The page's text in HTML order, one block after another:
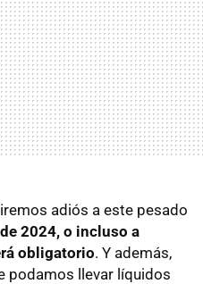
adiós a este pesado
2024, o incluso a
obligatorio. Y además,
podamos llevar líquidos